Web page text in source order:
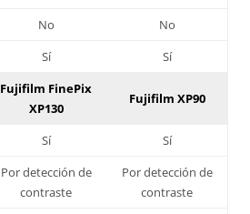
No
No
Sí Sí
Fujifilm FinePix
XP130
Fujifilm XP90
Sí
Sí
Por detección de
contraste
Por detección de
contraste